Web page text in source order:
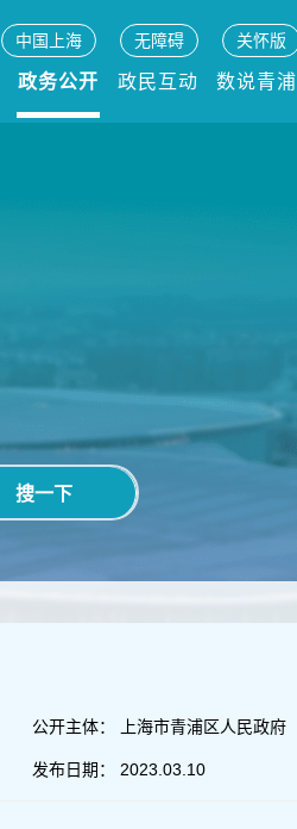
中国上海 无障碍 关怀版
政务公开 政民互动 数说青浦
搜一下
公开主体： 上海市青浦区人民政府
发布日期： 2023.03.10